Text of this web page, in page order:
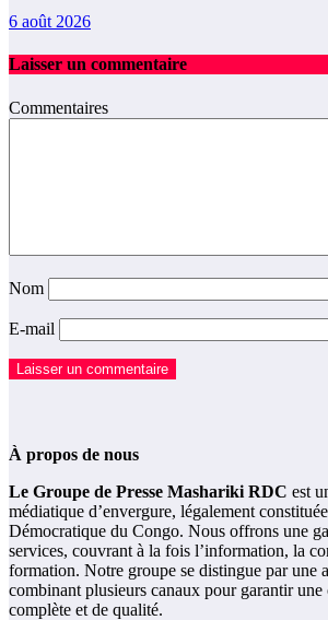
6 août 2026
Laisser un commentaire
Commentaires
Nom
E-mail
À propos de nous
Le Groupe de Presse Mashariki RDC est
médiatique d’envergure, légalement
Démocratique du Congo. Nous offrons une
services, couvrant à la fois l’information, la
formation. Notre groupe se distingue par une
combinant plusieurs canaux pour garantir
complète et de qualité.